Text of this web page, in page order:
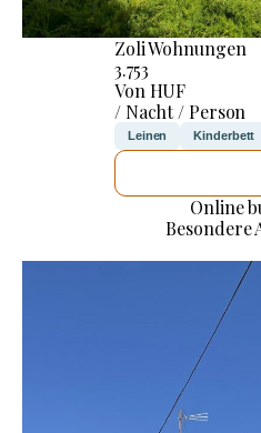
Zoli Wohnungen
3.753
Von HUF
/ Nacht / Person
Leinen Kinderbett
Online
Besondere